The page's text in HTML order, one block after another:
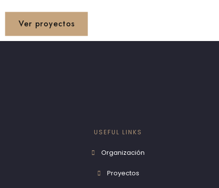
Ver proyectos
USEFUL LINKS
Organización
Proyectos